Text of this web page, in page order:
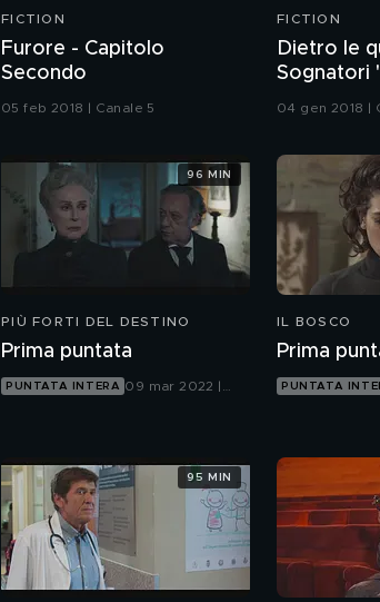
FICTION
Furore - Capitolo
Secondo
05 feb 2018 | Canale 5
FICTION
Dietro le
Sognatori
04 gen 2018 |
PIÙ FORTI DEL DESTINO
Prima puntata
PUNTATA INTERA 09 mar 2022 |
96 MIN
IL BOSCO
Prima
PUNTATA
95 MIN